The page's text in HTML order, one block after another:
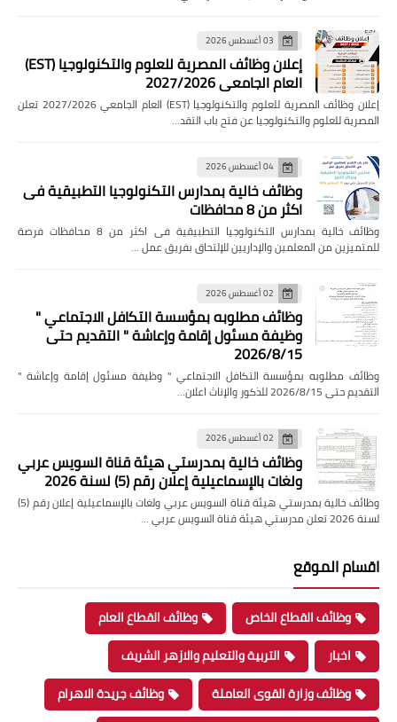
03 أغسطس 2026
إعلان وظائف المصرية للعلوم والتكنولوجيا (EST)
العام الجامعي 2027/2026
إعلان وظائف المصرية للعلوم والتكنولوجيا (EST) العام الجامعي 2027/2026 تعلن
المصرية للعلوم والتكنولوجيا عن فتح باب التقد…
04 أغسطس 2026
وظائف خالية بمدارس التكنولوجيا التطبيقية فى
اكثر من 8 محافظات
وظائف خالية بمدارس التكنولوجيا التطبيقية فى اكثر من 8 محافظات فرصة
للمتميزين من المعلمين والإداريين للإلتحاق بفريق عمل …
02 أغسطس 2026
وظائف مطلوبه بمؤسسة التكافل الاجتماعي "
وظيفة مسئول إقامة وإعاشة " التقديم حتى
2026/8/15
وظائف مطلوبه بمؤسسة التكافل الاجتماعي " وظيفة مسئول إقامة وإعاشة "
التقديم حتى 2026/8/15 للذكور والإناث اعلان…
02 أغسطس 2026
وظائف خالية بمدرستي هيئة قناة السويس عربي
ولغات بالإسماعيلية إعلان رقم (5) لسنة 2026
وظائف خالية بمدرستي هيئة قناة السويس عربي ولغات بالإسماعيلية إعلان رقم (5)
لسنة 2026 تعلن مدرستي هيئة قناة السويس عربي …
اقسام الموقع
وظائف القطاع الخاص
وظائف القطاع العام
اخبار
التربية والتعليم والازهر الشريف
وظائف وزارة القوى العاملة
وظائف جريدة الاهرام